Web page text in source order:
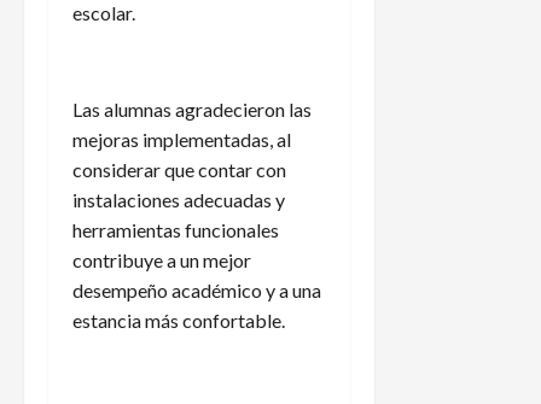
escolar.
Las alumnas agradecieron las
mejoras implementadas, al
considerar que contar con
instalaciones adecuadas y
herramientas funcionales
contribuye a un mejor
desempeño académico y a una
estancia más confortable.